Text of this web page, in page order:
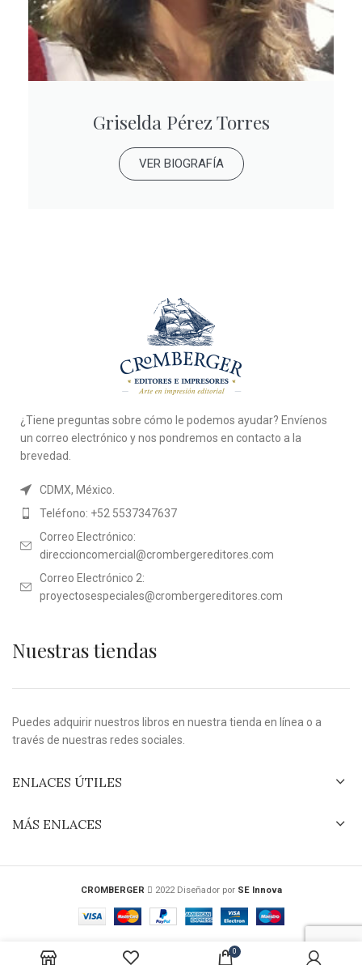
Griselda Pérez Torres
VER BIOGRAFÍA
¿Tiene preguntas sobre cómo le podemos ayudar? Envíenos
un correo electrónico y nos pondremos en contacto a la
brevedad.
CDMX, México.
Teléfono: +52 5537347637
Correo Electrónico:
direccioncomercial@crombergereditores.com
Correo Electrónico 2:
proyectosespeciales@crombergereditores.com
Nuestras tiendas
Puedes adquirir nuestros libros en nuestra tienda en línea o a
través de nuestras redes sociales.
ENLACES ÚTILES
MÁS ENLACES
CROMBERGER 2022 Diseñador por SE Innova
0